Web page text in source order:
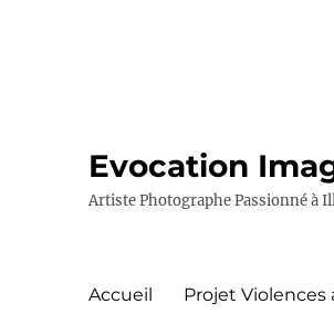
Evocation
Artiste Photographe Passionné à
Accueil Projet Violences